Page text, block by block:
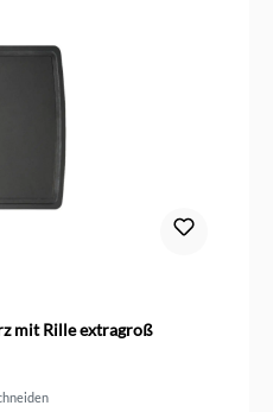
mit Rille extragroß